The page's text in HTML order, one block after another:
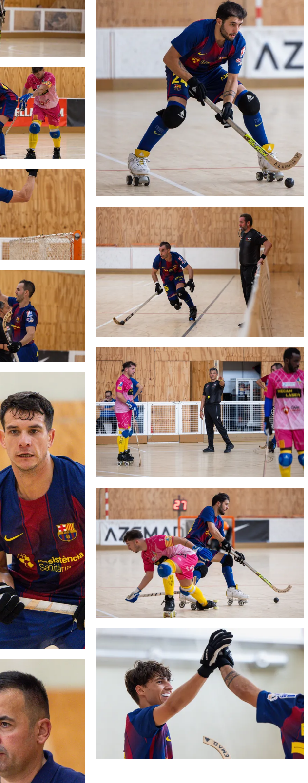
FC Barcelona club badge
FC Barcelona club badge
FC Barcelona club badge
FC Barcelona club badge